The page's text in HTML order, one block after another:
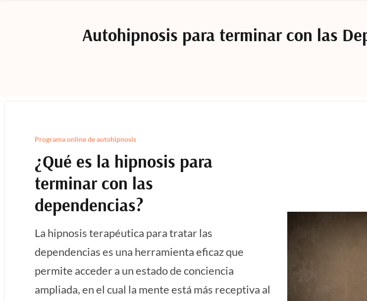
Autohipnosis para terminar con las
Programa online de autohipnosis
¿Qué es la hipnosis para
terminar con las
dependencias?
La hipnosis terapéutica para tratar las
dependencias es una herramienta eficaz que
permite acceder a un estado de conciencia
ampliada, en el cual la mente está más receptiva al